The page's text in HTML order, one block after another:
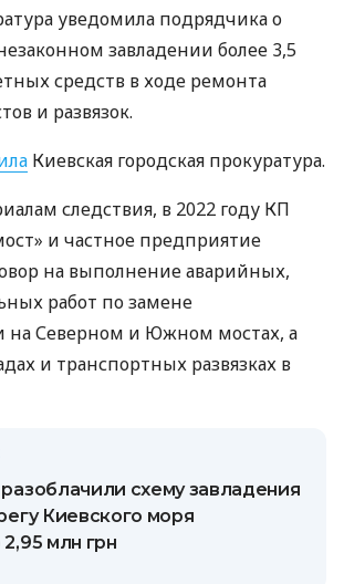
уведомила подрядчика о
завладении более 3,5
средств в ходе ремонта
и развязок.
Киевская городская прокуратура.
следствия, в 2022 году КП
и частное предприятие
на выполнение аварийных,
работ по замене
на Северном и Южном мостах, а
и транспортных развязках в
схему завладения
Киевского моря
млн грн